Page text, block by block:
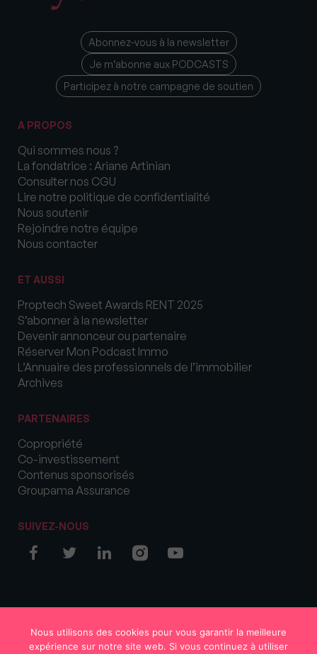
Abonnez-vous à la newsletter
Je m’abonne aux PODCASTS
Participez à notre campagne de soutien
A PROPOS
Qui sommes nous ?
La fondatrice : Ariane Artinian
Consulter nos CGU
Lire notre politique de confidentialité
Nous soutenir
Rejoindre notre équipe
Nous contacter
ET AUSSI
Proptech Sweet Awards RENT 2025
S’abonner à la newsletter
Devenir annonceur ou partenaire
Réserver Mon Podcast Immo
L’Annuaire des professionnels de l’immobilier
Archives
PARTENAIRES
Copropriété
Co-investissement
Contenus sponsorisés
Groupama Assurance
SUIVEZ-NOUS
Nous utilisons des cookies pour vous garantir la meilleure
expérience sur notre site web. Si vous continuez à utiliser